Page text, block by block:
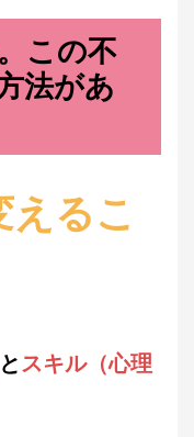
この不
法があ
えるこ
と スキル（心理